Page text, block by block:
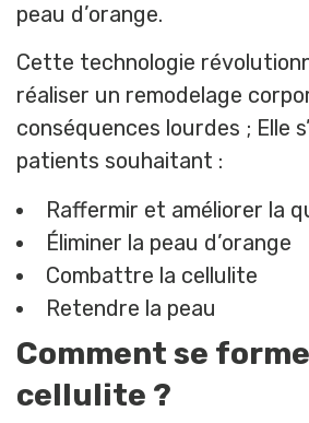
peau d’orange.
Cette technologie
réaliser un remodelage
conséquences lourdes ; Elle
patients souhaitant :
Raffermir et améliorer la
Éliminer la peau d’orange
Combattre la cellulite
Retendre la peau
Comment se
cellulite ?